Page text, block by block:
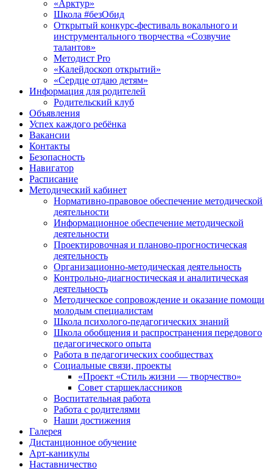
«Арктур»
Школа #безОбид
Открытый конкурс-фестиваль вокального и
инструментального творчества «Созвучие
талантов»
Методист Pro
«Калейдоскоп открытий»
«Сердце отдаю детям»
Информация для родителей
Родительский клуб
Объявления
Успех каждого ребёнка
Вакансии
Контакты
Безопасность
Навигатор
Расписание
Методический кабинет
Нормативно-правовое обеспечение методической
деятельности
Информационное обеспечение методической
деятельности
Проектировочная и планово-прогностическая
деятельность
Организационно-методическая деятельность
Контрольно-диагностическая и аналитическая
деятельность
Методическое сопровождение и оказание помощи
молодым специалистам
Школа психолого-педагогических знаний
Школа обобщения и распространения передового
педагогического опыта
Работа в педагогических сообществах
Социальные связи, проекты
«Проект «Стиль жизни — творчество»
Совет старшеклассников
Воспитательная работа
Работа с родителями
Наши достижения
Галерея
Дистанционное обучение
Арт-каникулы
Наставничество